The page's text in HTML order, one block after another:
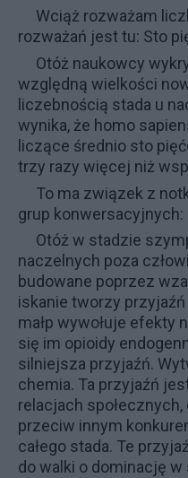
Wciąż rozważam
rozważań jest tu: Sto
Otóż naukowcy
względną wielkości
liczebnością stada u
wynika, że homo
liczące średnio sto
trzy razy więcej niż
To ma związek z
grup konwersacyjnych:
Otóż w stadzie
naczelnych poza
budowane poprzez
iskanie tworzy
małp wywołuje efekty
się im opioidy
silniejsza przyjaźń.
chemia. Ta przyjaźń
relacjach
przeciw innym
całego stada. Te
do walki o dominację w